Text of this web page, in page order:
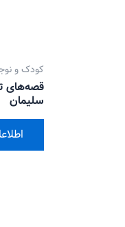
کودک و
قصه‌های
سلیمان